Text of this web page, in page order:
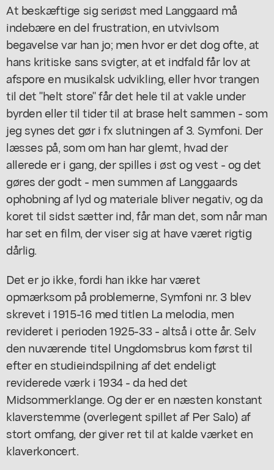
At beskæftige sig seriøst med Langgaard må
indebære en del frustration, en utvivlsom
begavelse var han jo; men hvor er det dog ofte, at
hans kritiske sans svigter, at et indfald får lov at
afspore en musikalsk udvikling, eller hvor trangen
til det "helt store" får det hele til at vakle under
byrden eller til tider til at brase helt sammen - som
jeg synes det gør i fx slutningen af 3. Symfoni. Der
læsses på, som om han har glemt, hvad der
allerede er i gang, der spilles i øst og vest - og det
gøres der godt - men summen af Langgaards
ophobning af lyd og materiale bliver negativ, og da
koret til sidst sætter ind, får man det, som når man
har set en film, der viser sig at have været rigtig
dårlig.
Det er jo ikke, fordi han ikke har været
opmærksom på problemerne, Symfoni nr. 3 blev
skrevet i 1915-16 med titlen La melodia, men
revideret i perioden 1925-33 - altså i otte år. Selv
den nuværende titel Ungdomsbrus kom først til
efter en studieindspilning af det endeligt
reviderede værk i 1934 - da hed det
Midsommerklange. Og der er en næsten konstant
klaverstemme (overlegent spillet af Per Salo) af
stort omfang, der giver ret til at kalde værket en
klaverkoncert.